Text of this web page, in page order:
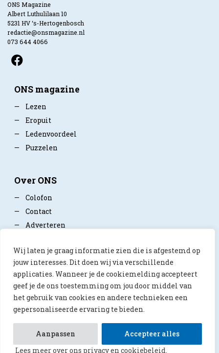
Wij laten je graag informatie zien die is afgestemd op
jouw interesses. Dit doen wij via verschillende
applicaties. Wanneer je de cookiemelding accepteert
geef je de ons toestemming om jou door middel van
het gebruik van cookies en andere technieken een
gepersonaliseerde ervaring te bieden.
Aanpassen
Accepteer alles
Lees meer over ons privacy en cookiebeleid.
ONS Magazine
Albert Luthulilaan 10
5231 HV ‘s-Hertogenbosch
redactie@onsmagazine.nl
073 644 4066
ONS magazine
—
Lezen
—
Eropuit
—
Ledenvoordeel
—
Puzzelen
Over ONS
—
Colofon
—
Contact
—
Adverteren
—Privacy policy
© 2026 ONS Magazine